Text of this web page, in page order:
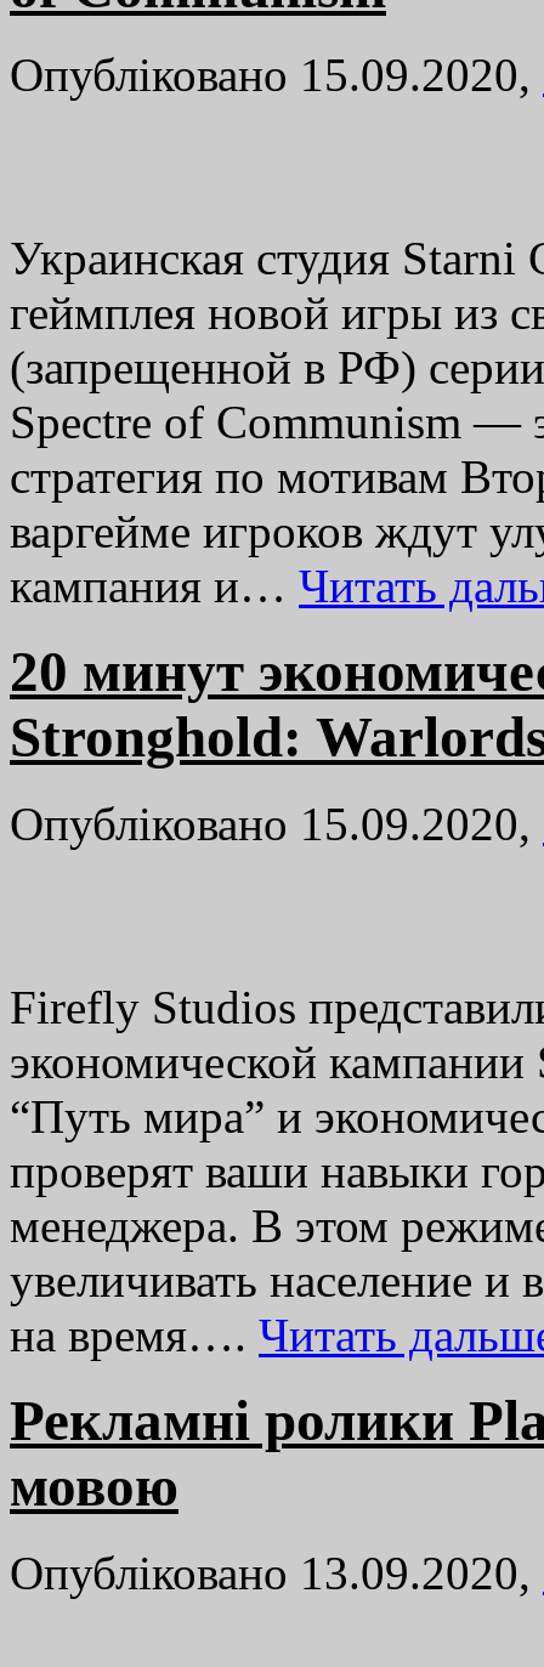
Опубліковано 15.09.2020,
Украинская студия Starni
геймплея новой игры из
(запрещенной в РФ)
Spectre of Communism —
стратегия по мотивам
варгейме игроков ждут
кампания и… Читать
20 минут
Stronghold:
Опубліковано 15.09.2020,
Firefly Studios
экономической
“Путь мира” и
проверят ваши навыки
менеджера. В этом
увеличивать население и
на время…. Читать
Рекламні ролики
мовою
Опубліковано 13.09.2020,